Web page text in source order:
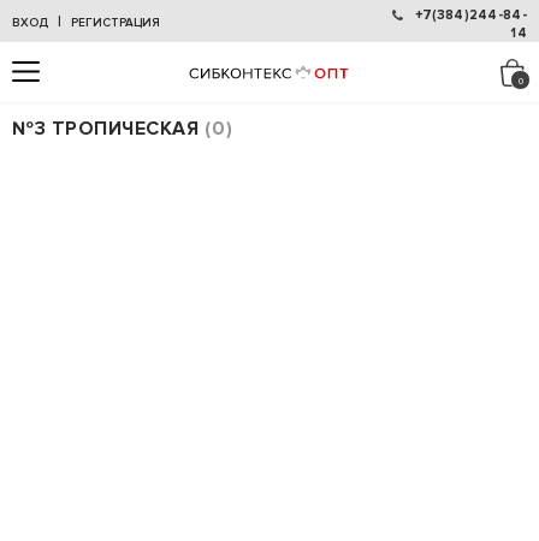
ВХОД | РЕГИСТРАЦИЯ
+7(384)244-84-
14
№3 ТРОПИЧЕСКАЯ 0